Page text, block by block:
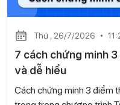
Thứ , 26/7/2026
7 cách chứng minh
và dễ hiểu
Cách chứng minh 3 điểm